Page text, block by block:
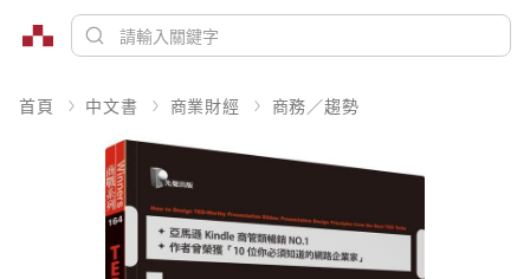
首頁 中文書 商業財經 商務／趨勢